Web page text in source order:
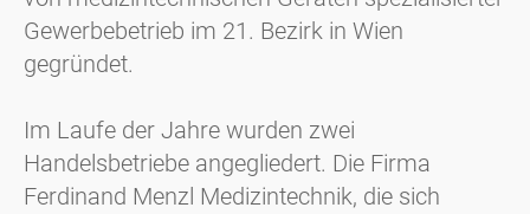
Gewerbebetrieb im 21. Bezirk in Wien
gegründet.
Im Laufe der Jahre wurden zwei
Handelsbetriebe angegliedert. Die Firma
Ferdinand Menzl Medizintechnik, die sich